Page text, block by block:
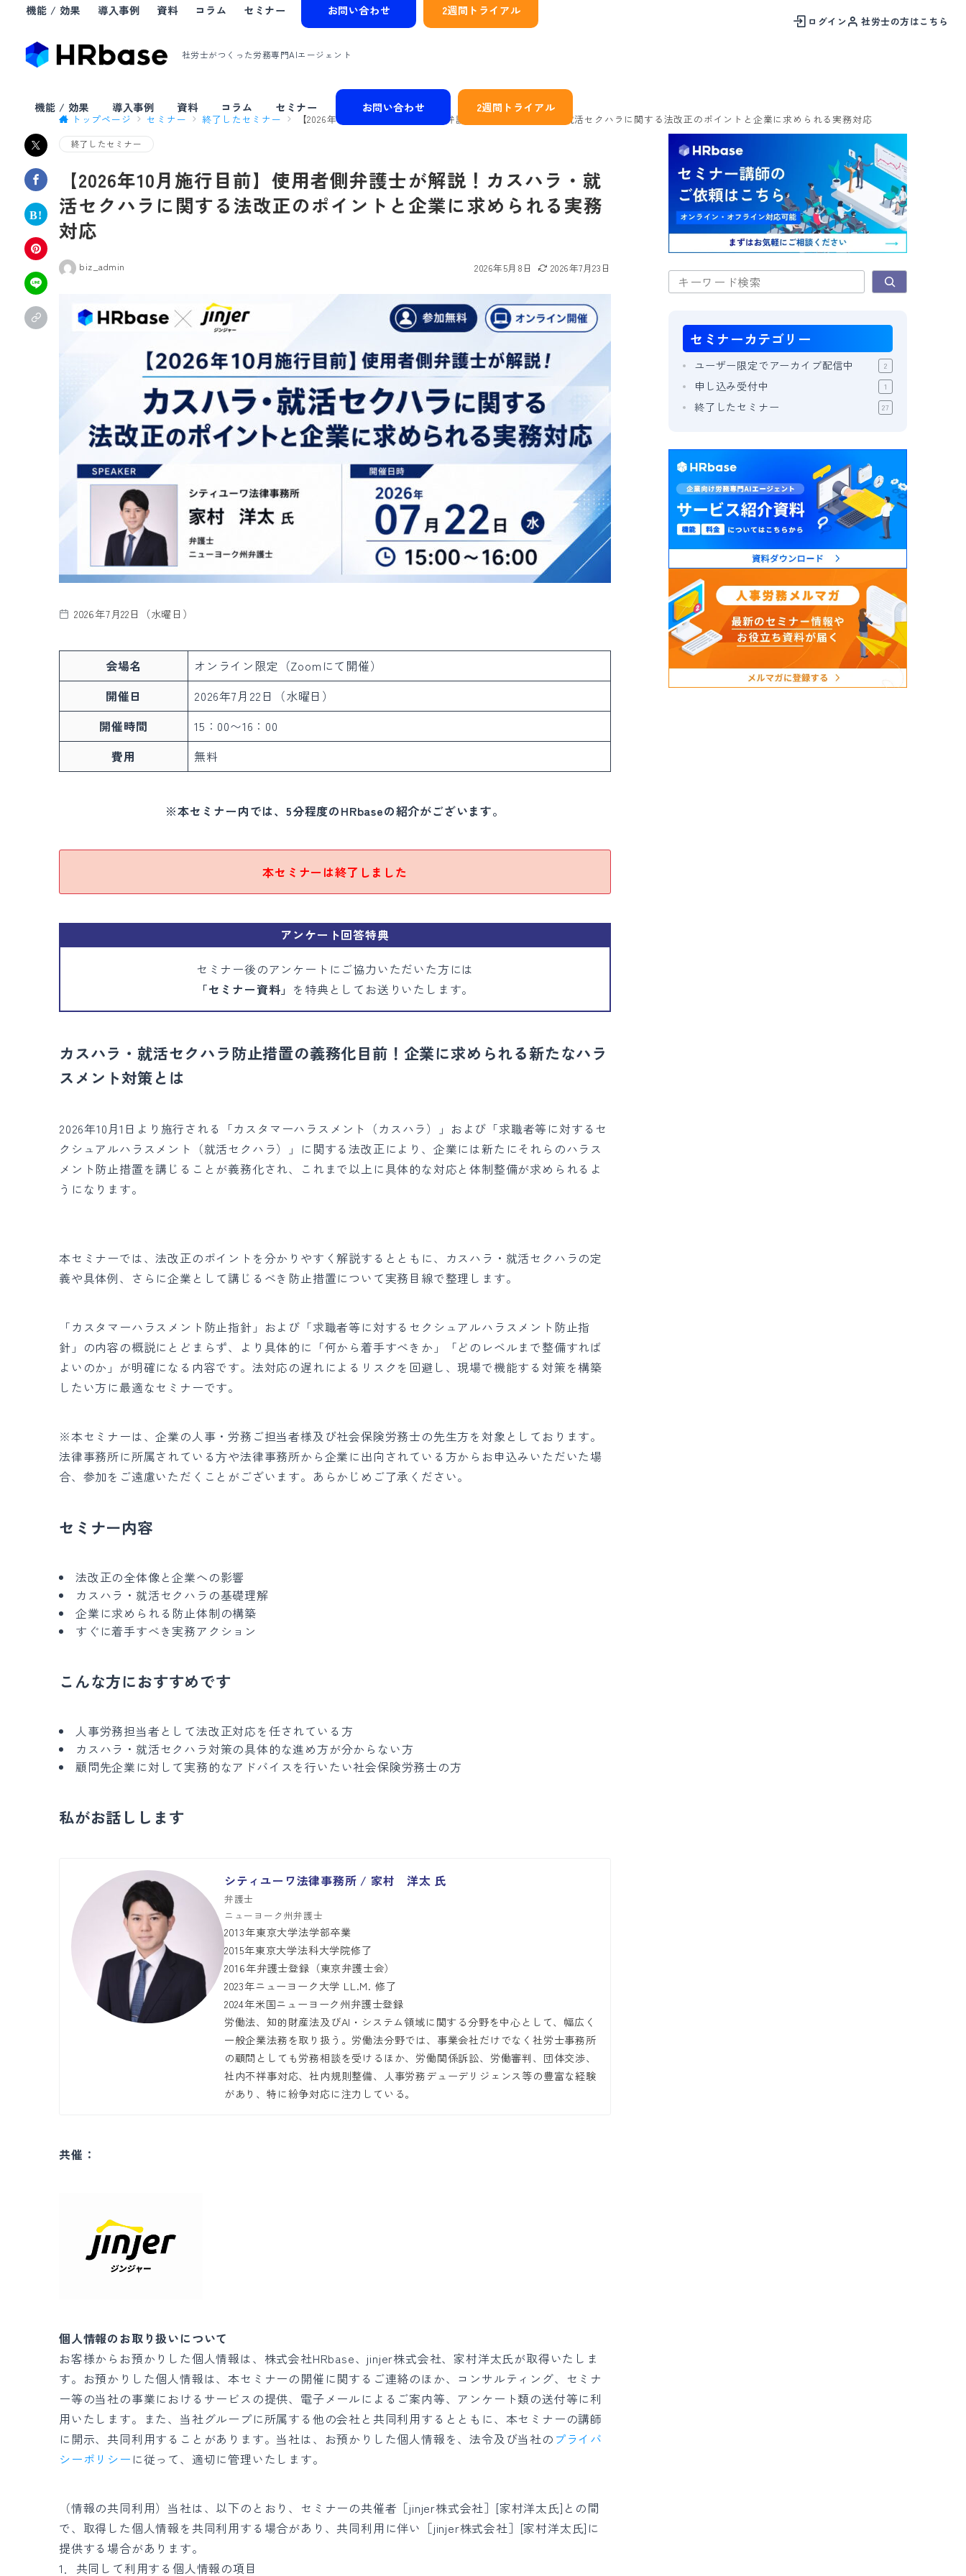
ログイン 社労士の方はこちら
社労士がつくった労務専門AIエージェント
機能 / 効果 導入事例 資料 コラム セミナー お問い合わせ 2週間トライアル
機能 / 効果 導入事例 資料 コラム セミナー お問い合わせ 2週間トライアル
トップページ セミナー 終了したセミナー 【2026年10月施行目前】使用者側弁護士が解説！カスハラ・就活セクハラに関する法改正のポイントと企業に求められる実務対応
終了したセミナー
【2026年10月施行目前】使用者側弁護士が解説！カスハラ・就
活セクハラに関する法改正のポイントと企業に求められる実務
対応
2026年5月8日 2026年7月23日
biz_admin
2026年7月22日（水曜日）
会場名
オンライン限定（Zoomにて開催）
開催日
2026年7月22日（水曜日）
開催時間
15：00〜16：00
費用
無料
※本セミナー内では、5分程度のHRbaseの紹介がございます。
本セミナーは終了しました
アンケート回答特典
セミナー後のアンケートにご協力いただいた方には
「セミナー資料」 を特典としてお送りいたします。
カスハラ・就活セクハラ防止措置の義務化目前！企業に求められる新たなハラ
スメント対策とは
2026年10月1日より施行される「カスタマーハラスメント（カスハラ）」および「求職者等に対するセ
クシュアルハラスメント（就活セクハラ）」に関する法改正により、企業には新たにそれらのハラス
メント防止措置を講じることが義務化され、これまで以上に具体的な対応と体制整備が求められるよ
うになります。
本セミナーでは、法改正のポイントを分かりやすく解説するとともに、カスハラ・就活セクハラの定
義や具体例、さらに企業として講じるべき防止措置について実務目線で整理します。
「カスタマーハラスメント防止指針」および「求職者等に対するセクシュアルハラスメント防止指
針」の内容の概説にとどまらず、より具体的に「何から着手すべきか」「どのレベルまで整備すれば
よいのか」が明確になる内容です。法対応の遅れによるリスクを回避し、現場で機能する対策を構築
したい方に最適なセミナーです。
※本セミナーは、企業の人事・労務ご担当者様及び社会保険労務士の先生方を対象としております。
法律事務所に所属されている⽅や法律事務所から企業に出向されている方からお申込みいただいた場
合、参加をご遠慮いただくことがございます。あらかじめご了承ください。
セミナー内容
法改正の全体像と企業への影響
カスハラ・就活セクハラの基礎理解
企業に求められる防止体制の構築
すぐに着手すべき実務アクション
こんな方におすすめです
人事労務担当者として法改正対応を任されている方
カスハラ・就活セクハラ対策の具体的な進め方が分からない方
顧問先企業に対して実務的なアドバイスを行いたい社会保険労務士の方
私がお話しします
シティユーワ法律事務所 / 家村 洋太 氏
弁護士
ニューヨーク州弁護士
2013年東京大学法学部卒業
2015年東京大学法科大学院修了
2016年弁護士登録（東京弁護士会）
2023年ニューヨーク大学 LL.M. 修了
2024年米国ニューヨーク州弁護士登録
労働法、知的財産法及びAI・システム領域に関する分野を中心として、幅広く
一般企業法務を取り扱う。労働法分野では、事業会社だけでなく社労士事務所
の顧問としても労務相談を受けるほか、労働関係訴訟、労働審判、団体交渉、
社内不祥事対応、社内規則整備、人事労務デューデリジェンス等の豊富な経験
があり、特に紛争対応に注力している。
共催：
個人情報のお取り扱いについて
お客様からお預かりした個人情報は、株式会社HRbase、jinjer株式会社、家村洋太氏が取得いたしま
す。お預かりした個人情報は、本セミナーの開催に関するご連絡のほか、コンサルティング、セミナ
ー等の当社の事業におけるサービスの提供、電子メールによるご案内等、アンケート類の送付等に利
用いたします。また、当社グループに所属する他の会社と共同利用するとともに、本セミナーの講師
に開示、共同利用することがあります。当社は、お預かりした個人情報を、法令及び当社の プライバ
シーポリシー に従って、適切に管理いたします。
（情報の共同利用）当社は、以下のとおり、セミナーの共催者［jinjer株式会社］[家村洋太氏]との間
で、取得した個人情報を共同利用する場合があり、共同利用に伴い［jinjer株式会社］[家村洋太氏]に
提供する場合があります。
1．共同して利用する個人情報の項目
検索
セミナーカテゴリー
ユーザー限定でアーカイブ配信中 2
申し込み受付中 1
終了したセミナー 27